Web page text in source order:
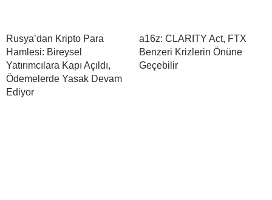
Rusya’dan Kripto Para
Hamlesi: Bireysel
Yatırımcılara Kapı Açıldı,
Ödemelerde Yasak Devam
Ediyor
a16z: CLARITY Act, FTX
Benzeri Krizlerin Önüne
Geçebilir